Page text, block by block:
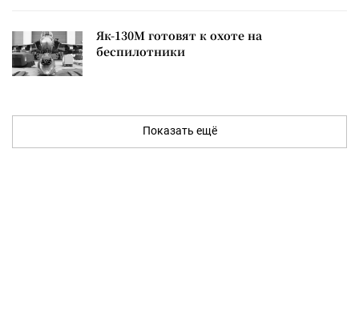
Як-130М готовят к охоте на
беспилотники
Показать ещё